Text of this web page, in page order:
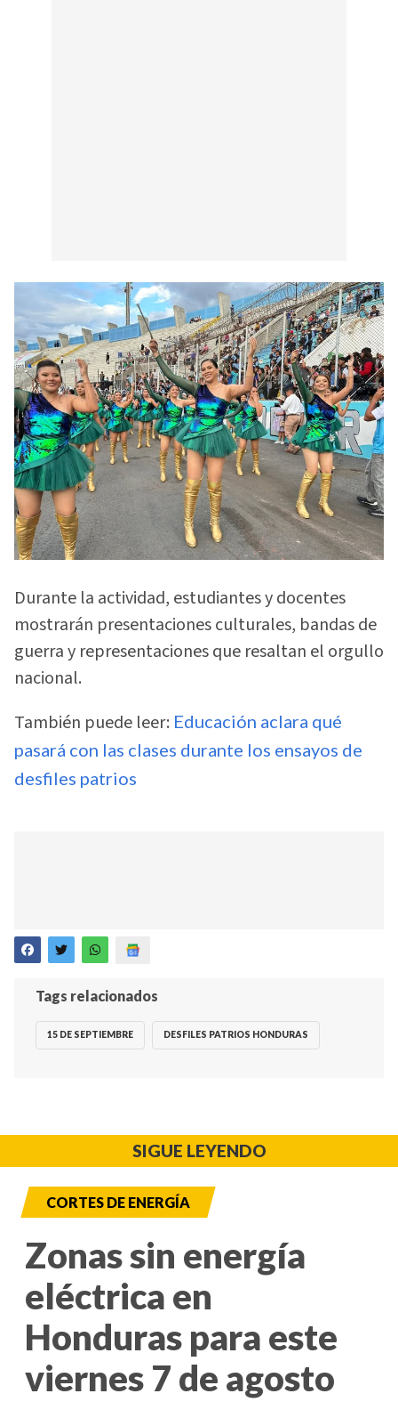
Durante la actividad, estudiantes y docentes
mostrarán presentaciones culturales, bandas de
guerra y representaciones que resaltan el orgullo
nacional.
También puede leer: Educación aclara qué
pasará con las clases durante los ensayos de
desfiles patrios
Tags relacionados
15 DE SEPTIEMBRE DESFILES PATRIOS HONDURAS
SIGUE LEYENDO
CORTES DE ENERGÍA
Zonas sin energía
eléctrica en
Honduras para este
viernes 7 de agosto